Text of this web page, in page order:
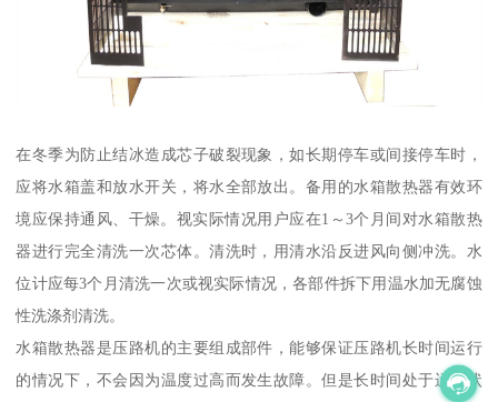
在冬季为防止结冰造成芯子破裂现象，如长期停车或间接停车时，
应将水箱盖和放水开关，将水全部放出。备用的水箱散热器有效环
境应保持通风、干燥。视实际情况用户应在1～3个月间对水箱散热
器进行完全清洗一次芯体。清洗时，用清水沿反进风向侧冲洗。水
位计应每3个月清洗一次或视实际情况，各部件拆下用温水加无腐蚀
性洗涤剂清洗。
水箱散热器是压路机的主要组成部件，能够保证压路机长时间运行
的情况下，不会因为温度过高而发生故障。但是长时间处于运行状